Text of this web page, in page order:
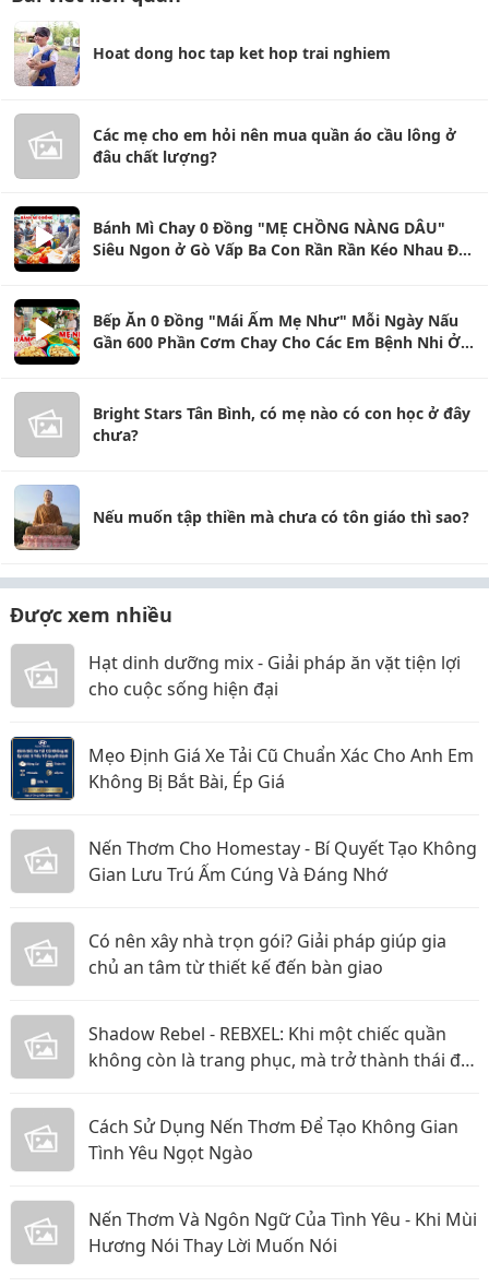
Hoat dong hoc tap ket hop trai nghiem
Các mẹ cho em hỏi nên mua quần áo cầu lông ở
đâu chất lượng?
Bánh Mì Chay 0 Đồng "MẸ CHỒNG NÀNG DÂU"
Siêu Ngon ở Gò Vấp Ba Con Rần Rần Kéo Nhau Đi
Bếp Ăn 0 Đồng "Mái Ấm Mẹ Như" Mỗi Ngày Nấu
Gần 600 Phần Cơm Chay Cho Các Em Bệnh Nhi Ở
Bright Stars Tân Bình, có mẹ nào có con học ở đây
chưa?
Nếu muốn tập thiền mà chưa có tôn giáo thì sao?
Được xem nhiều
Hạt dinh dưỡng mix - Giải pháp ăn vặt tiện lợi
cho cuộc sống hiện đại
Mẹo Định Giá Xe Tải Cũ Chuẩn Xác Cho Anh Em
Không Bị Bắt Bài, Ép Giá
Nến Thơm Cho Homestay - Bí Quyết Tạo Không
Gian Lưu Trú Ấm Cúng Và Đáng Nhớ
Có nên xây nhà trọn gói? Giải pháp giúp gia
chủ an tâm từ thiết kế đến bàn giao
Shadow Rebel - REBXEL: Khi một chiếc quần
không còn là trang phục, mà trở thành thái độ
Cách Sử Dụng Nến Thơm Để Tạo Không Gian
Tình Yêu Ngọt Ngào
Nến Thơm Và Ngôn Ngữ Của Tình Yêu - Khi Mùi
Hương Nói Thay Lời Muốn Nói